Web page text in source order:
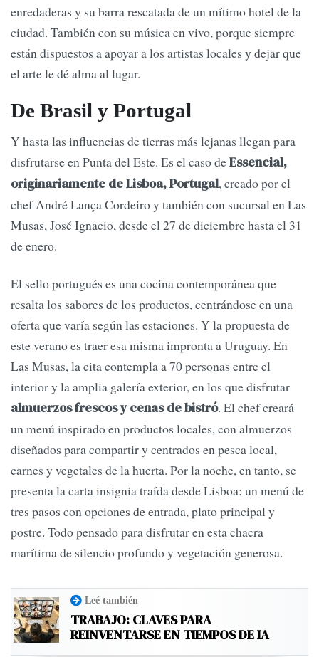
enredaderas y su barra rescatada de un mítimo hotel de la
ciudad. También con su música en vivo, porque siempre
están dispuestos a apoyar a los artistas locales y dejar que
el arte le dé alma al lugar.
De Brasil y Portugal
Y hasta las influencias de tierras más lejanas llegan para
disfrutarse en Punta del Este. Es el caso deEssencial,
originariamente de Lisboa, Portugal, creado por el
chef André Lança Cordeiro y también con sucursal en Las
Musas, José Ignacio, desde el 27 de diciembre hasta el 31
de enero.
El sello portugués es una cocina contemporánea que
resalta los sabores de los productos, centrándose en una
oferta que varía según las estaciones. Y la propuesta de
este verano es traer esa misma impronta a Uruguay. En
Las Musas, la cita contempla a 70 personas entre el
interior y la amplia galería exterior, en los que disfrutar
almuerzos frescos y cenas de bistró. El chef creará
un menú inspirado en productos locales, con almuerzos
diseñados para compartir y centrados en pesca local,
carnes y vegetales de la huerta. Por la noche, en tanto, se
presenta la carta insignia traída desde Lisboa: un menú de
tres pasos con opciones de entrada, plato principal y
postre. Todo pensado para disfrutar en esta chacra
marítima de silencio profundo y vegetación generosa.
Leé también
TRABAJO: CLAVES PARA
REINVENTARSE EN TIEMPOS DE IA